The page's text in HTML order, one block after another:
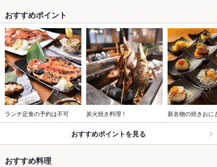
おすすめポイント
ランチ定食の予約は不可 炭火焼き料理！ 新名物の焼きお
おすすめポイントを見る
おすすめ料理